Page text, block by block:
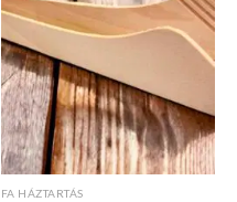
FA HÁZTARTÁS